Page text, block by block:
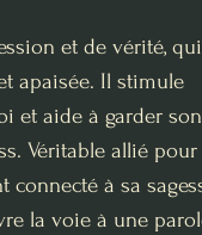
et de vérité, qui
apaisée. Il stimule
et aide à garder son
Véritable allié pour
connecté à sa
la voie à une